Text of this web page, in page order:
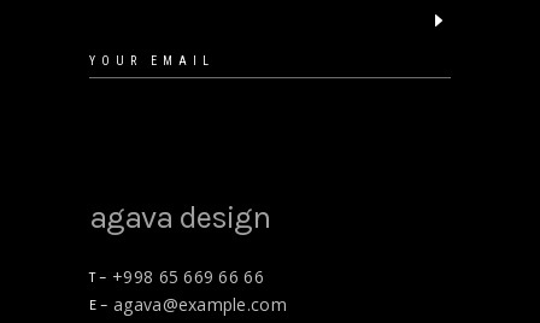
agava design
T – +998 65 669 66 66
E – agava@example.com